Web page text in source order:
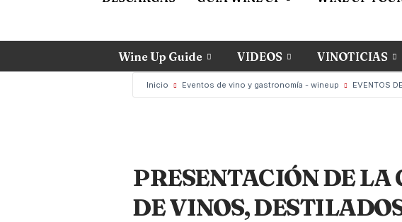
Wine Up Guide VIDEOS VINOTICIAS
Inicio Eventos de vino y gastronomía - wineup EVENTOS
PRESENTACIÓN DE LA
DE VINOS,